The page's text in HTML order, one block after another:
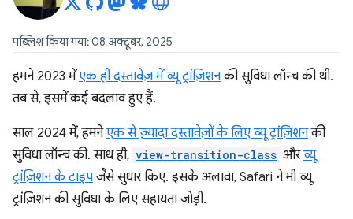
पब्लिश किया गया: 08 अक्टूबर, 2025
हमने 2023 मेंएक ही दस्तावेज़ में व्यू ट्रांज़िशनकी सुविधा लॉन्च की थी.
तब से, इसमें कई बदलाव हुए हैं.
साल 2024 में, हमनेएक से ज़्यादा दस्तावेज़ों के लिए व्यू ट्रांज़िशनकी
सुविधा लॉन्च की. साथ ही, view-transition-class औरव्यू
ट्रांज़िशन के टाइपजैसे सुधार किए. इसके अलावा, Safari ने भी व्यू
ट्रांज़िशन की सुविधा के लिए सहायता जोड़ी.